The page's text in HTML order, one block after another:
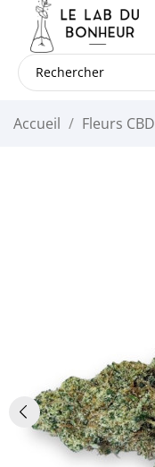
Accueil Fleurs CBD